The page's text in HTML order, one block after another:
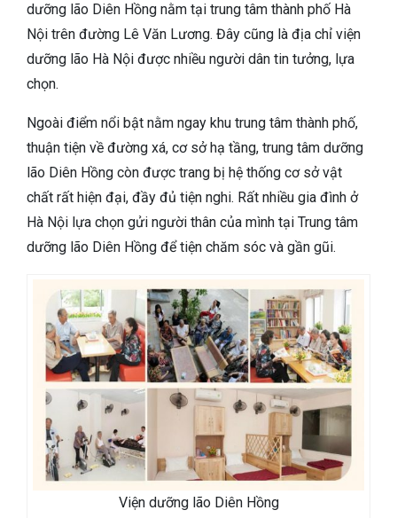
dưỡng lão Diên Hồng nằm tại trung tâm thành phố Hà
Nội trên đường Lê Văn Lương. Đây cũng là địa chỉ viện
dưỡng lão Hà Nội được nhiều người dân tin tưởng, lựa
chọn.
Ngoài điểm nổi bật nằm ngay khu trung tâm thành phố,
thuận tiện về đường xá, cơ sở hạ tầng, trung tâm dưỡng
lão Diên Hồng còn được trang bị hệ thống cơ sở vật
chất rất hiện đại, đầy đủ tiện nghi. Rất nhiều gia đình ở
Hà Nội lựa chọn gửi người thân của mình tại Trung tâm
dưỡng lão Diên Hồng để tiện chăm sóc và gần gũi.
Viện dưỡng lão Diên Hồng